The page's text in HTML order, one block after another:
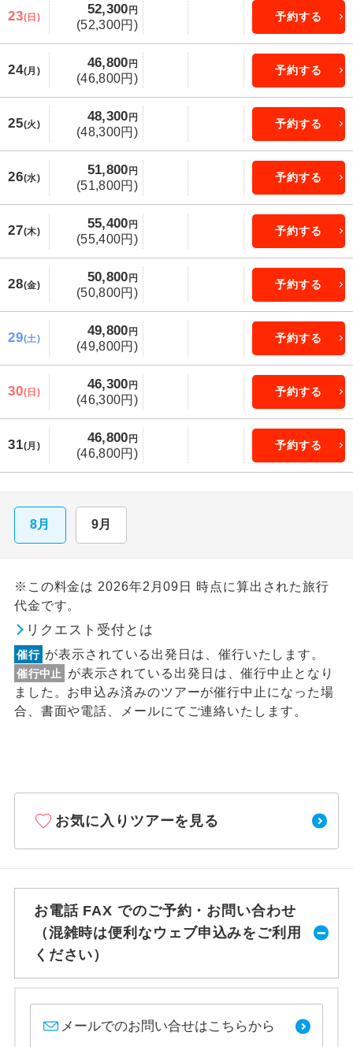
23(日)
52,300 円
(52,300円)
予約する
24(月)
46,800 円
(46,800円)
予約する
25(火)
48,300 円
(48,300円)
予約する
26(水)
51,800 円
(51,800円)
予約する
27(木)
55,400 円
(55,400円)
予約する
28(金)
50,800 円
(50,800円)
予約する
29(土)
49,800 円
(49,800円)
予約する
30(日)
46,300 円
(46,300円)
予約する
31(月)
46,800 円
(46,800円)
予約する
8月 9月
※この料金は 2026年2月09日 時点に算出された旅行
代金です。
リクエスト受付とは
催行 が表示されている出発日は、催行いたします。
催行中止
が表示されている出発日は、催行中止となり
ました。お申込み済みのツアーが催行中止になった場
合、書面や電話、メールにてご連絡いたします。
お気に入りツアーを見る
お電話 FAX でのご予約・お問い合わせ
（混雑時は便利なウェブ申込みをご利用
ください）
メールでのお問い合せはこちらから